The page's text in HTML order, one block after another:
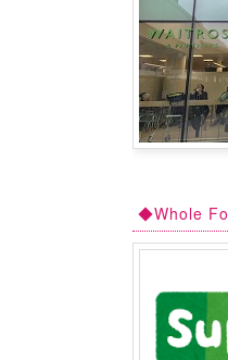
◆Whole